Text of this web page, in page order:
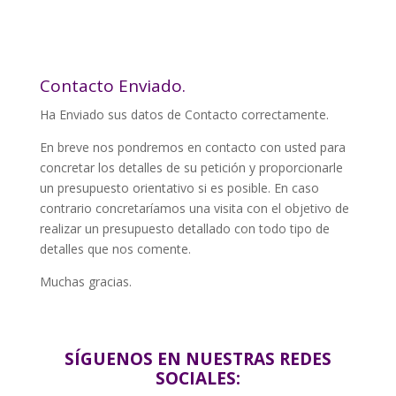
Contacto Enviado.
Ha Enviado sus datos de Contacto correctamente.
En breve nos pondremos en contacto con usted para
concretar los detalles de su petición y proporcionarle
un presupuesto orientativo si es posible. En caso
contrario concretaríamos una visita con el objetivo de
realizar un presupuesto detallado con todo tipo de
detalles que nos comente.
Muchas gracias.
SÍGUENOS EN NUESTRAS REDES
SOCIALES: